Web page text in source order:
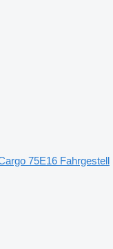
75E16 Fahrgestell